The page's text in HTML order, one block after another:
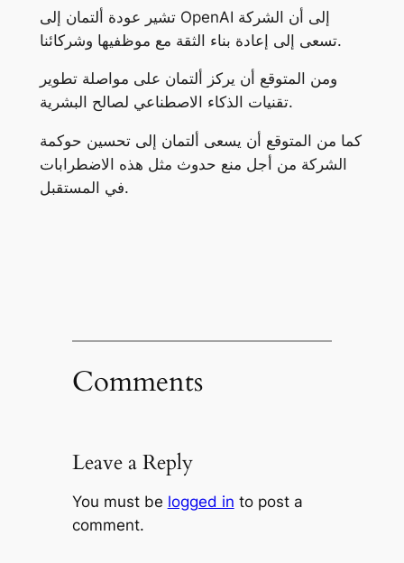
تشير عودة ألتمان إلى OpenAI إلى أن الشركة
تسعى إلى إعادة بناء الثقة مع موظفيها وشركائنا.
ومن المتوقع أن يركز ألتمان على مواصلة تطوير
تقنيات الذكاء الاصطناعي لصالح البشرية.
كما من المتوقع أن يسعى ألتمان إلى تحسين حوكمة
الشركة من أجل منع حدوث مثل هذه الاضطرابات
في المستقبل.
Comments
Leave a Reply
You must be logged in to post a
comment.